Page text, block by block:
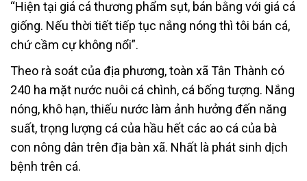
“Hiện tại giá cá thương phẩm sụt, bán bằng với giá cá
giống. Nếu thời tiết tiếp tục nắng nóng thì tôi bán cá,
chứ cầm cự không nổi”.
Theo rà soát của địa phương, toàn xã Tân Thành có
240 ha mặt nước nuôi cá chình, cá bống tượng. Nắng
nóng, khô hạn, thiếu nước làm ảnh hưởng đến năng
suất, trọng lượng cá của hầu hết các ao cá của bà
con nông dân trên địa bàn xã. Nhất là phát sinh dịch
bệnh trên cá.